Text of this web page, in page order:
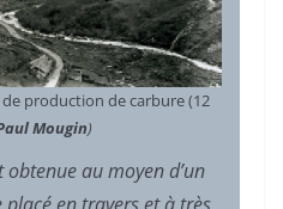
de production de carbure (12
Mougin)
au moyen d’un